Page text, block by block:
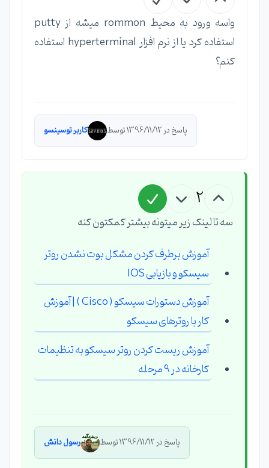
واسه ورود به محیط rommon میشه از putty
استفاده کرد یا از نرم افزار hyperterminal استفاده
کنم؟
پاسخ در 1396/11/12 توسط کاربر توسینسو
2
سه تا لینک زیر میتونه بیشتر کمکتون کنه
آموزش برطرف کردن مشکل بوت نشدن روتر
سیسکو و بازیابی IOS
آموزش دستورات سیسکو ( Cisco ) | آموزش
کار با روترهای سیسکو
آموزش ریست کردن روتر سیسکو به تنظیمات
کارخانه در 9 مرحله
پاسخ در 1396/11/12 توسط رسول دانش